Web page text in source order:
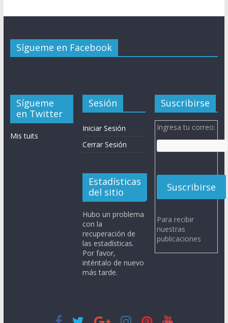
Sígueme en Facebook
Sígueme
en Twitter
Mis tuits
Sesión
Iniciar Sesión
Cerrar Sesión
Estadísticas
del sitio
Hubo un problema
con la
recuperación de
las estadísticas.
Por favor,
inténtalo de nuevo
más tarde.
Suscribirse
Ingresa tu correo:
Para recibir
nuestras
publicaciones